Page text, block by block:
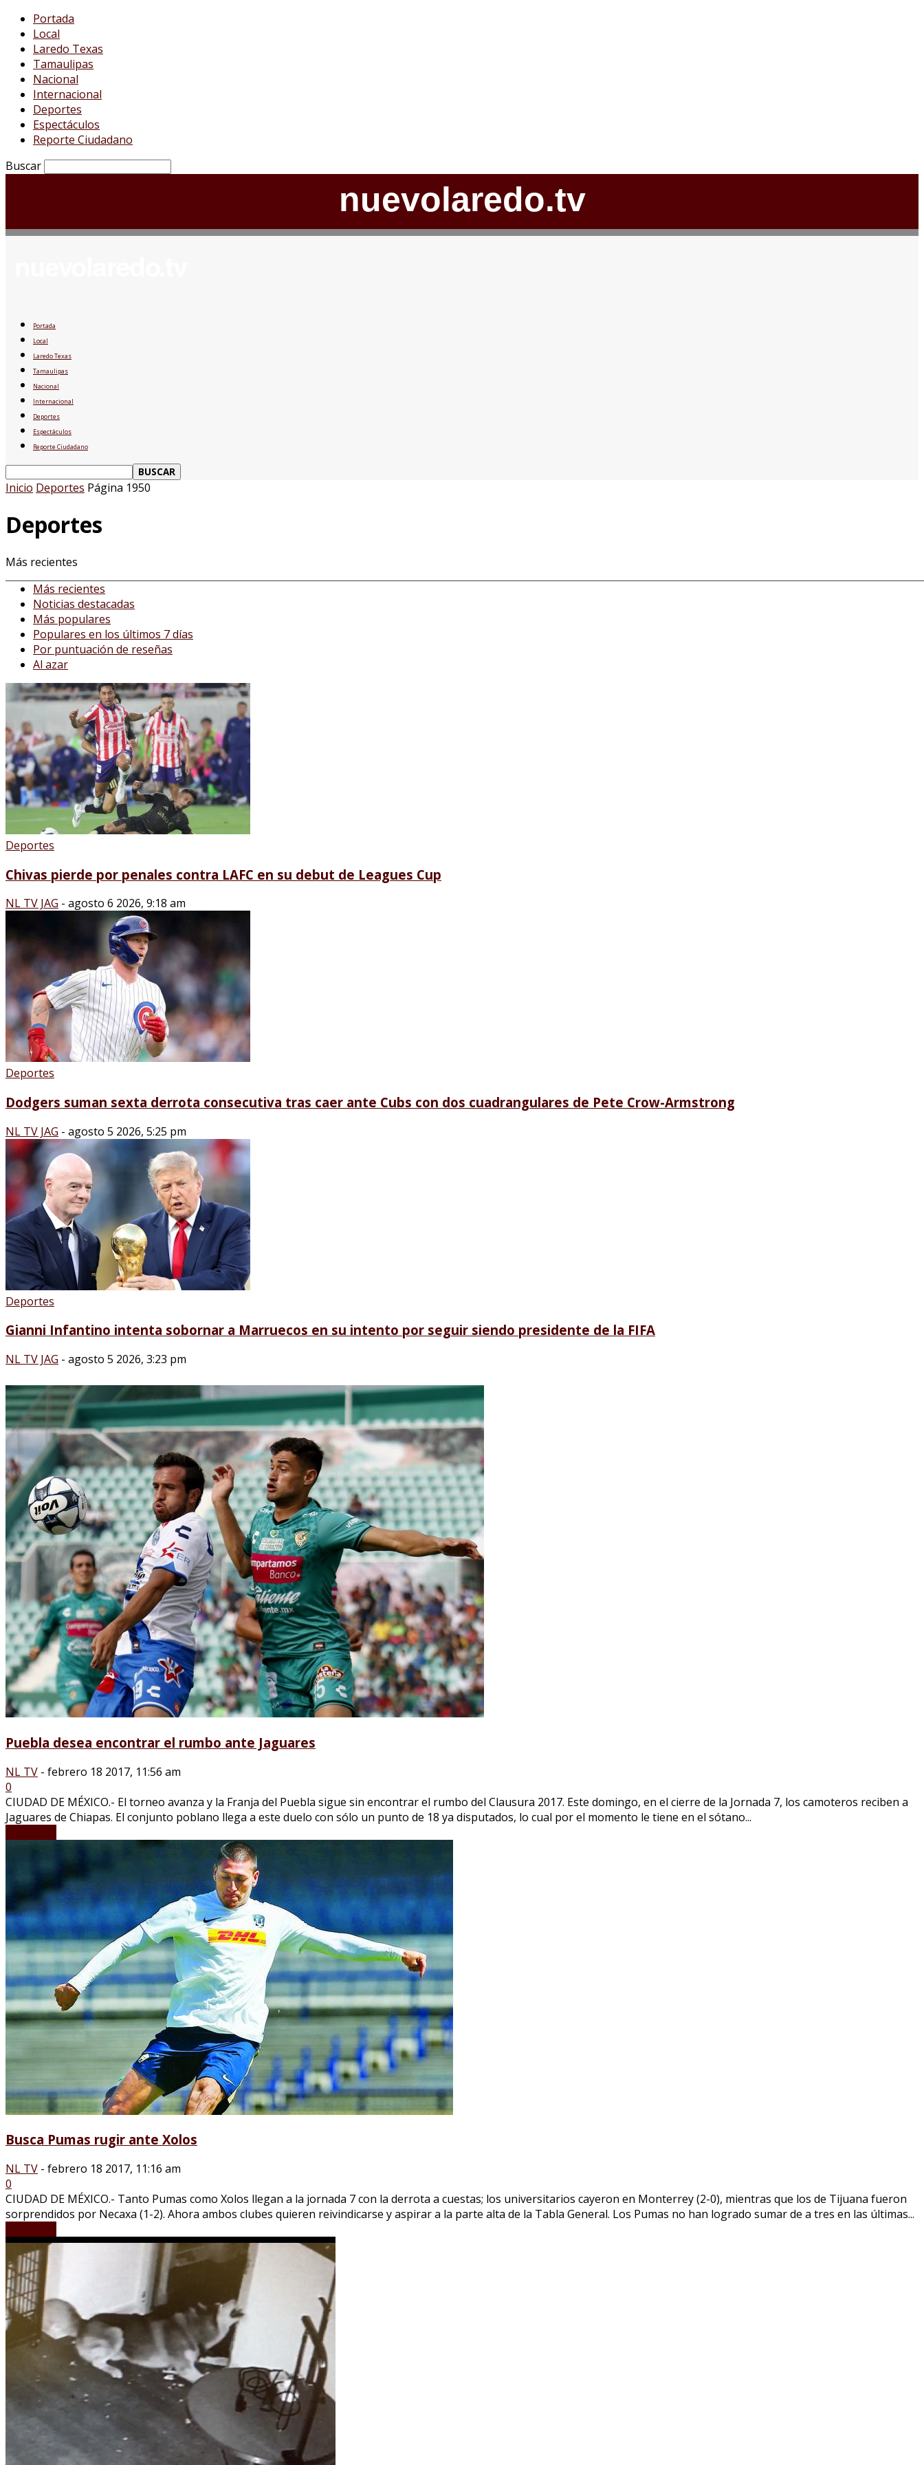
Portada
Local
Laredo Texas
Tamaulipas
Nacional
Internacional
Deportes
Espectáculos
Reporte Ciudadano
Buscar
nuevolaredo.tv
Portada
Local
Laredo Texas
Tamaulipas
Nacional
Internacional
Deportes
Espectáculos
Reporte Ciudadano
Inicio Deportes Página 1950
Deportes
Más recientes
Más recientes
Noticias destacadas
Más populares
Populares en los últimos 7 días
Por puntuación de reseñas
Al azar
Deportes
Chivas pierde por penales contra LAFC en su debut de Leagues Cup
NL TV JAG - agosto 6 2026, 9:18 am
Deportes
Dodgers suman sexta derrota consecutiva tras caer ante Cubs con dos cuadrangulares de Pete Crow-Armstrong
NL TV JAG - agosto 5 2026, 5:25 pm
Deportes
Gianni Infantino intenta sobornar a Marruecos en su intento por seguir siendo presidente de la FIFA
NL TV JAG - agosto 5 2026, 3:23 pm
Puebla desea encontrar el rumbo ante Jaguares
NL TV - febrero 18 2017, 11:56 am
0
CIUDAD DE MÉXICO.- El torneo avanza y la Franja del Puebla sigue sin encontrar el rumbo del Clausura 2017. Este domingo, en el cierre de la Jornada 7, los camoteros reciben a
Jaguares de Chiapas. El conjunto poblano llega a este duelo con sólo un punto de 18 ya disputados, lo cual por el momento le tiene en el sótano...
Busca Pumas rugir ante Xolos
NL TV - febrero 18 2017, 11:16 am
0
CIUDAD DE MÉXICO.- Tanto Pumas como Xolos llegan a la jornada 7 con la derrota a cuestas; los universitarios cayeron en Monterrey (2-0), mientras que los de Tijuana fueron
sorprendidos por Necaxa (1-2). Ahora ambos clubes quieren reivindicarse y aspirar a la parte alta de la Tabla General. Los Pumas no han logrado sumar de a tres en las últimas...